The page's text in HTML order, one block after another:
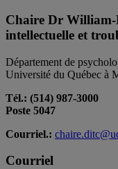
Chaire Dr William-
intellectuelle et
Département de
Université du Québec à
Tél.: (514) 987-3000
Poste 5047
Courriel.:
Courriel